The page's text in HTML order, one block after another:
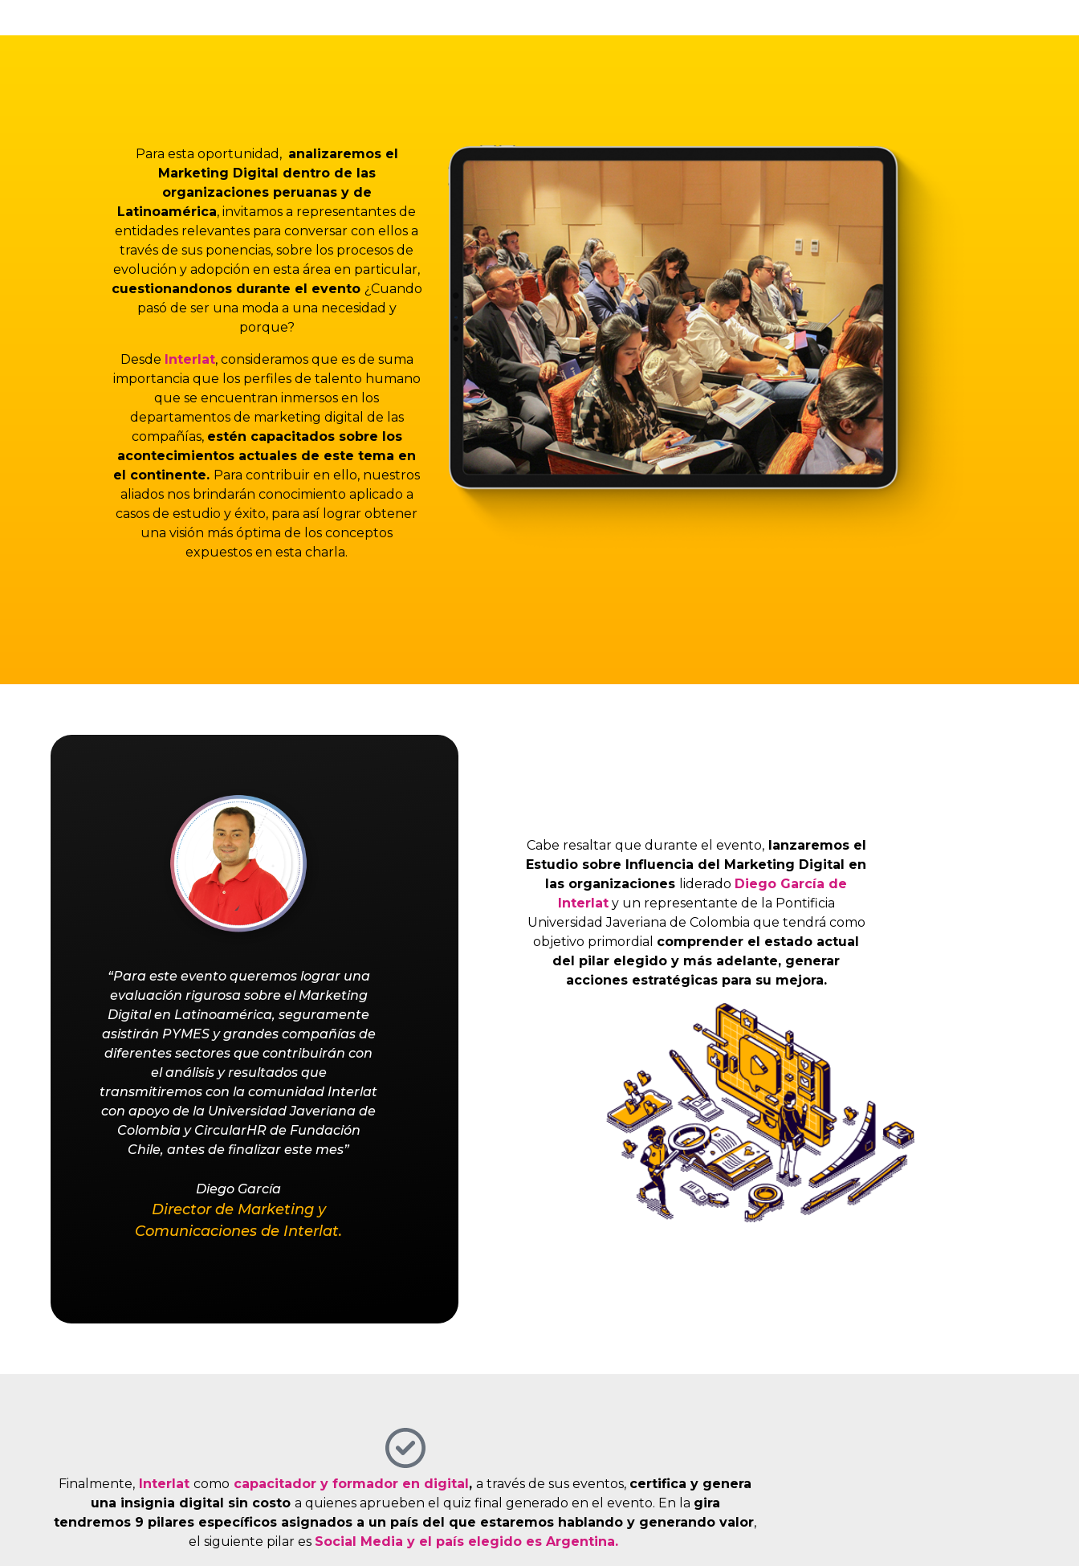
Para esta oportunidad, analizaremos el
Marketing Digital dentro de las
organizaciones peruanas y de
Latinoamérica, invitamos a representantes de
entidades relevantes para conversar con ellos a
través de sus ponencias, sobre los procesos de
evolución y adopción en esta área en particular,
cuestionandonos durante el evento ¿Cuando
pasó de ser una moda a una necesidad y
porque?
Desde Interlat, consideramos que es de suma
importancia que los perfiles de talento humano
que se encuentran inmersos en los
departamentos de marketing digital de las
compañías, estén capacitados sobre los
acontecimientos actuales de este tema en
el continente. Para contribuir en ello, nuestros
aliados nos brindarán conocimiento aplicado a
casos de estudio y éxito, para así lograr obtener
una visión más óptima de los conceptos
expuestos en esta charla.
“Para este evento queremos lograr una
evaluación rigurosa sobre el Marketing
Digital en Latinoamérica, seguramente
asistirán PYMES y grandes compañías de
diferentes sectores que contribuirán con
el análisis y resultados que
transmitiremos con la comunidad Interlat
con apoyo de la Universidad Javeriana de
Colombia y CircularHR de Fundación
Chile, antes de finalizar este mes”
Diego García
Director de Marketing y
Comunicaciones de Interlat.
Cabe resaltar que durante el evento,lanzaremos el
Estudio sobre Influencia del Marketing Digital en
las organizaciones liderado Diego García de
Interlaty un representante de la Pontificia
Universidad Javeriana de Colombia que tendrá como
objetivo primordial comprender el estado actual
del pilar elegido y más adelante, generar
acciones estratégicas para su mejora.
Finalmente, Interlat como capacitador y formador en digital, a través de sus eventos, certifica y genera
una insignia digital sin costo a quienes aprueben el quiz final generado en el evento. En la gira
tendremos 9 pilares específicos asignados a un país del que estaremos hablando y generando valor,
el siguiente pilar es Social Media y el país elegido es Argentina.